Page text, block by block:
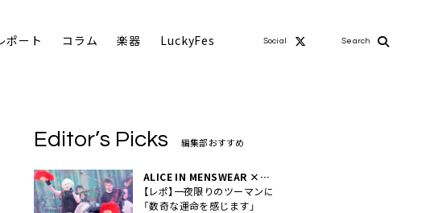
ポート コラム 楽器 LuckyFes Social Search
Editor’s Picks 編集部おすすめ
ALICE IN MENSWEAR ×
MASCHERA
【レポ】一夜限りのツーマンに
「数奇な運命を感じます」